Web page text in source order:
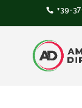
+39-